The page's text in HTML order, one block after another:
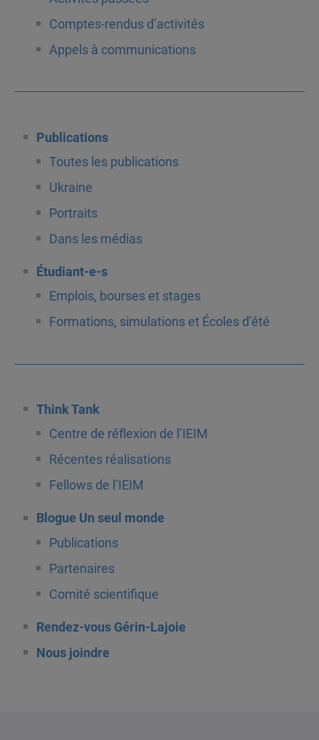
Comptes-rendus d’activités
Appels à communications
Publications
Toutes les publications
Ukraine
Portraits
Dans les médias
Étudiant-e-s
Emplois, bourses et stages
Formations, simulations et Écoles d’été
Think Tank
Centre de réflexion de l’IEIM
Récentes réalisations
Fellows de l’IEIM
Blogue Un seul monde
Publications
Partenaires
Comité scientifique
Rendez-vous Gérin-Lajoie
Nous joindre